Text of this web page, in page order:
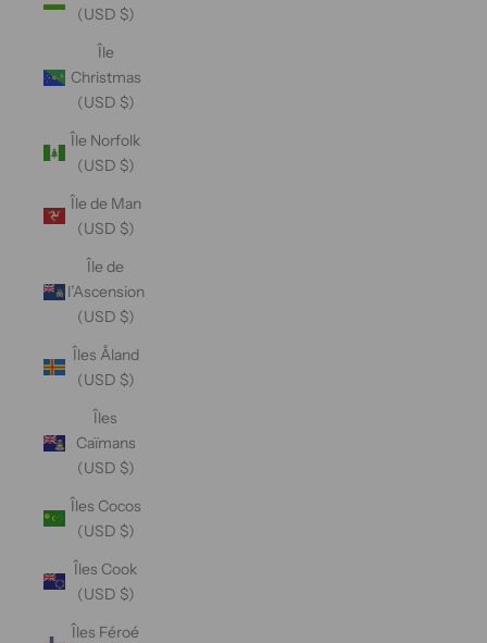
(USD $)
Île
Christmas
(USD $)
Île Norfolk
(USD $)
Île de Man
(USD $)
Île de
l’Ascension
(USD $)
Îles Åland
(USD $)
Îles
Caïmans
(USD $)
Îles Cocos
(USD $)
Îles Cook
(USD $)
Îles Féroé